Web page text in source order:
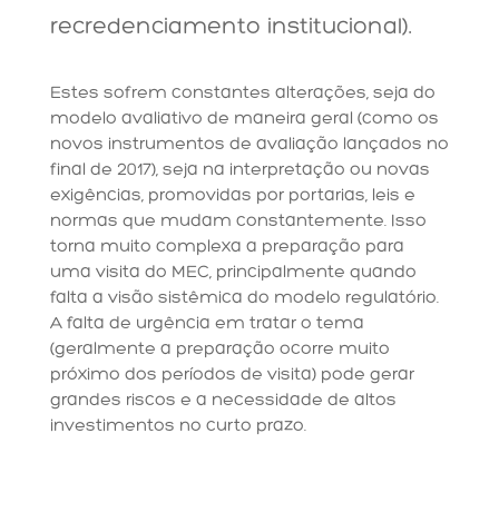
recredenciamento institucional).
Estes sofrem constantes alterações, seja do
modelo avaliativo de maneira geral (como os
novos instrumentos de avaliação lançados no
final de 2017), seja na interpretação ou novas
exigências, promovidas por portarias, leis e
normas que mudam constantemente. Isso
torna muito complexa a preparação para
uma visita do MEC, principalmente quando
falta a visão sistêmica do modelo regulatório.
A falta de urgência em tratar o tema
(geralmente a preparação ocorre muito
próximo dos períodos de visita) pode gerar
grandes riscos e a necessidade de altos
investimentos no curto prazo.